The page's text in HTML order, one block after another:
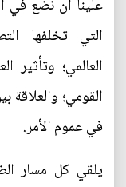
علينا أن نضع في
التي تخلفها
العالمي؛ وتأثير
القومي؛ والعلاقة
في عموم الأمر.
يلقي كل مسار